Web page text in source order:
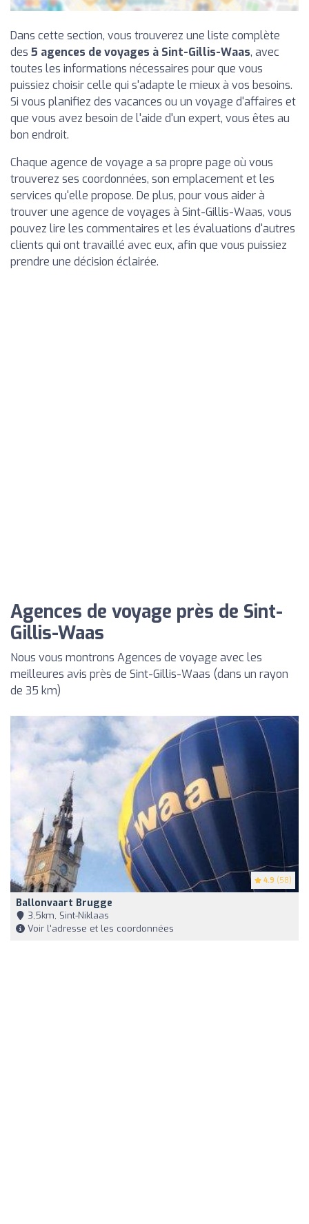
Dans cette section, vous trouverez une liste complète
des 5 agences de voyages à Sint-Gillis-Waas, avec
toutes les informations nécessaires pour que vous
puissiez choisir celle qui s'adapte le mieux à vos besoins.
Si vous planifiez des vacances ou un voyage d'affaires et
que vous avez besoin de l'aide d'un expert, vous êtes au
bon endroit.
Chaque agence de voyage a sa propre page où vous
trouverez ses coordonnées, son emplacement et les
services qu'elle propose. De plus, pour vous aider à
trouver une agence de voyages à Sint-Gillis-Waas, vous
pouvez lire les commentaires et les évaluations d'autres
clients qui ont travaillé avec eux, afin que vous puissiez
prendre une décision éclairée.
Agences de voyage près de Sint-
Gillis-Waas
Nous vous montrons Agences de voyage avec les
meilleures avis près de Sint-Gillis-Waas (dans un rayon
de 35 km)
4.9 (58)
Ballonvaart Brugge
3,5km, Sint-Niklaas
Voir l'adresse et les coordonnées